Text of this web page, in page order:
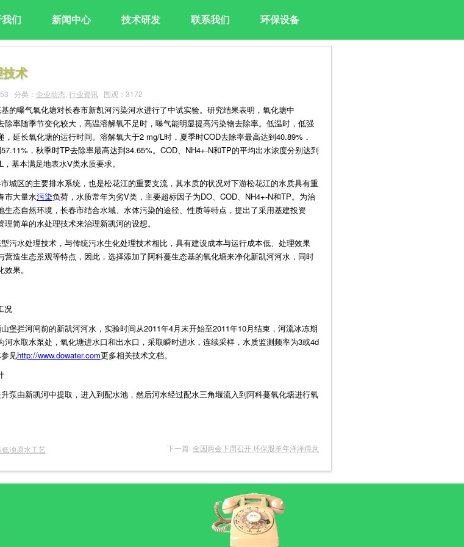
们 新闻中心 技术研发 联系我们 环保设备
术
分类： 企业动态 行业资讯 围观：3172
的曝气氧化塘对长春市新凯河污染河水进行了中试实验。研究结果表明，氧化塘中
除率随季节变化较大，高温溶解氧不足时，曝气能明显提高污染物去除率。低温时，低强
，延长氧化塘的运行时间。溶解氧大于2 mg/L时，夏季时COD去除率最高达到40.89%，
，秋季时TP去除率最高达到34.65%。COD、NH4+-N和TP的平均出水浓度分别达到
基本满足地表水Ⅴ类水质要求。
城区的主要排水系统，也是松花江的重要支流，其水质的状况对下游松花江的水质具有重
市大量水污染负荷，水质常年为劣V类，主要超标因子为DO、COD、NH4+-N和TP。为治
生态自然环境，长春市结合水域、水体污染的途径、性质等特点，提出了采用基建投资
简单的水处理技术来治理新凯河的设想。
污水处理技术，与传统污水生化处理技术相比，具有建设成本与运行成本低、处理效果
营造生态景观等特点，因此，选择添加了阿科蔓生态基的氧化塘来净化新凯河河水，同时
果。
况
堡拦河闸前的新凯河河水，实验时间从2011年4月末开始至2011年10月结束，河流冰冻期
河水取水泵处，氧化塘进水口和出水口，采取瞬时进水，连续采样，水质监测频率为3或4d
见http://www.dowater.com更多相关技术文档。
泵由新凯河中提取，进入到配水池，然后河水经过配水三角堰流入到阿科蔓氧化塘进行氧
浊原水工艺 下一篇: 全国两会下周召开 环保股羊年洋洋得意